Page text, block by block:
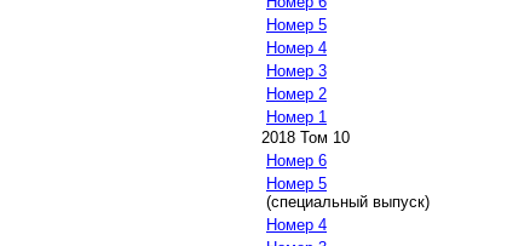
Номер 5
Номер 4
Номер 3
Номер 2
Номер 1
2018 Том 10
Номер 6
Номер 5
(специальный выпуск)
Номер 4